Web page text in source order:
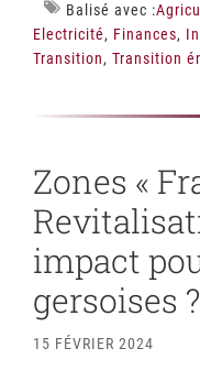
Balisé avec :
Electricité, Finances,
Transition, Transition
Zones «
impact
gersoises ?
15 FÉVRIER 2024